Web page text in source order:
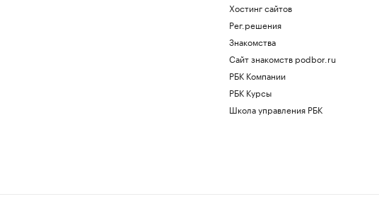
Хостинг сайтов
Рег.решения
Знакомства
Сайт знакомств podbor.ru
РБК Компании
РБК Курсы
Школа управления РБК